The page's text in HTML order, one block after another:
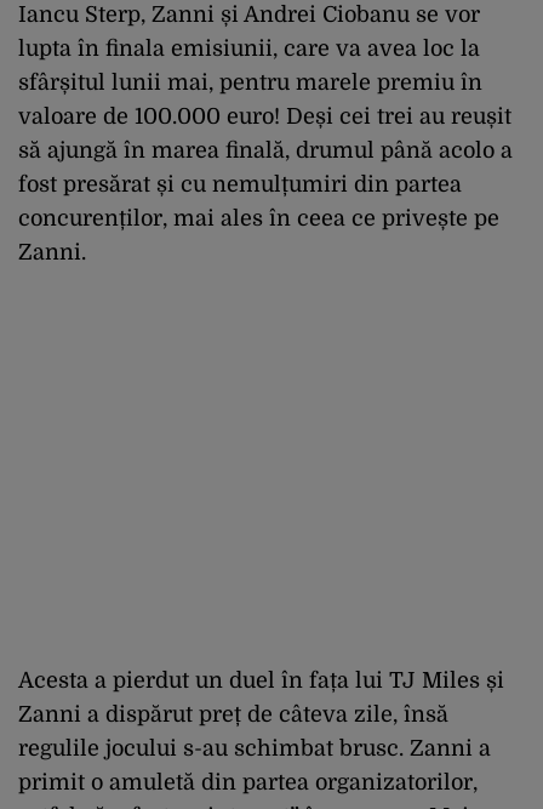
Iancu Sterp, Zanni și Andrei Ciobanu se vor
lupta în finala emisiunii, care va avea loc la
sfârșitul lunii mai, pentru marele premiu în
valoare de 100.000 euro! Deși cei trei au reușit
să ajungă în marea finală, drumul până acolo a
fost presărat și cu nemulțumiri din partea
concurenților, mai ales în ceea ce privește pe
Zanni.
Acesta a pierdut un duel în fața lui TJ Miles și
Zanni a dispărut preț de câteva zile, însă
regulile jocului s-au schimbat brusc. Zanni a
primit o amuletă din partea organizatorilor,